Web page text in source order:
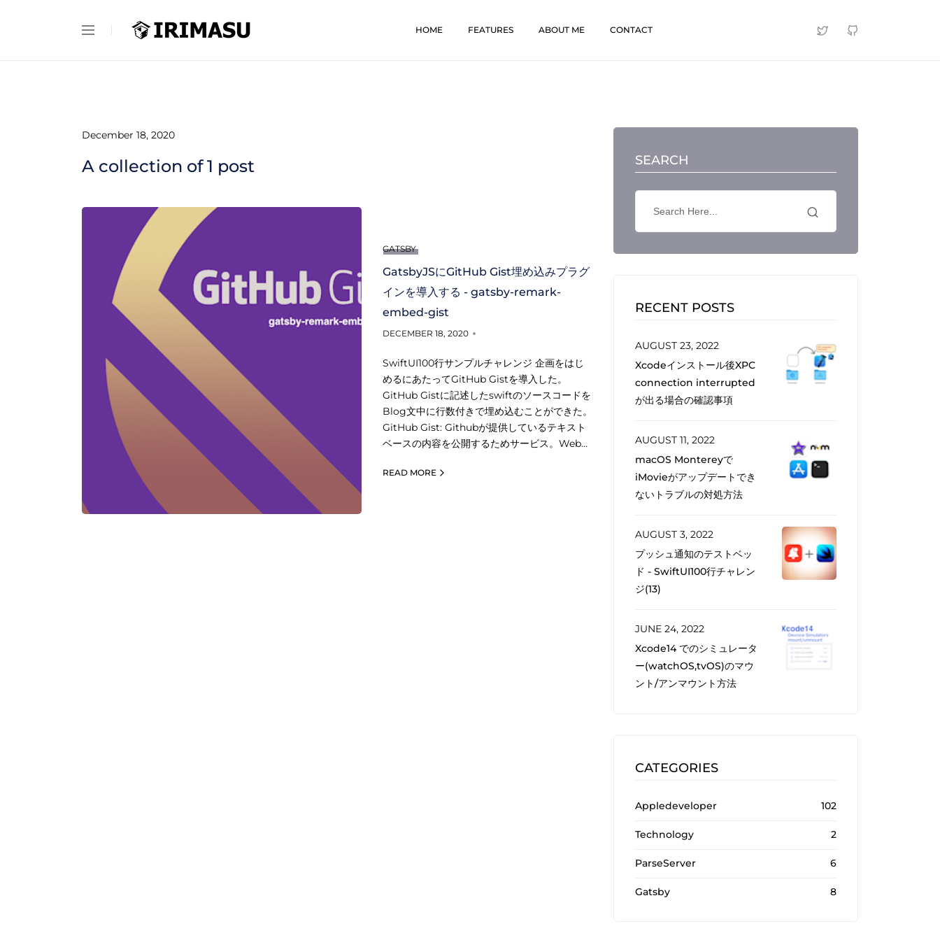
HOME FEATURES ABOUT ME CONTACT
December 18, 2020
A collection of1 post
GATSBY
GatsbyJSにGitHub Gist埋め込みプラグ
インを導入する - gatsby-remark-
embed-gist
DECEMBER 18, 2020
SwiftUI100行サンプルチャレンジ 企画をはじ
めるにあたってGitHub Gistを導入した。
GitHub Gistに記述したswiftのソースコードを
Blog文中に行数付きで埋め込むことができた。
GitHub Gist: Githubが提供しているテキスト
ベースの内容を公開するためサービス。Web…
READ MORE
SEARCH
RECENT POSTS
AUGUST 23, 2022
Xcodeインストール後XPC
connection interrupted
が出る場合の確認事項
AUGUST 11, 2022
macOS Montereyで
iMovieがアップデートでき
ないトラブルの対処方法
AUGUST 3, 2022
プッシュ通知のテストベッ
ド - SwiftUI100行チャレン
ジ(13)
JUNE 24, 2022
Xcode14 でのシミュレータ
ー(watchOS,tvOS)のマウ
ント/アンマウント方法
CATEGORIES
Appledeveloper 102
Technology 2
ParseServer 6
Gatsby 8